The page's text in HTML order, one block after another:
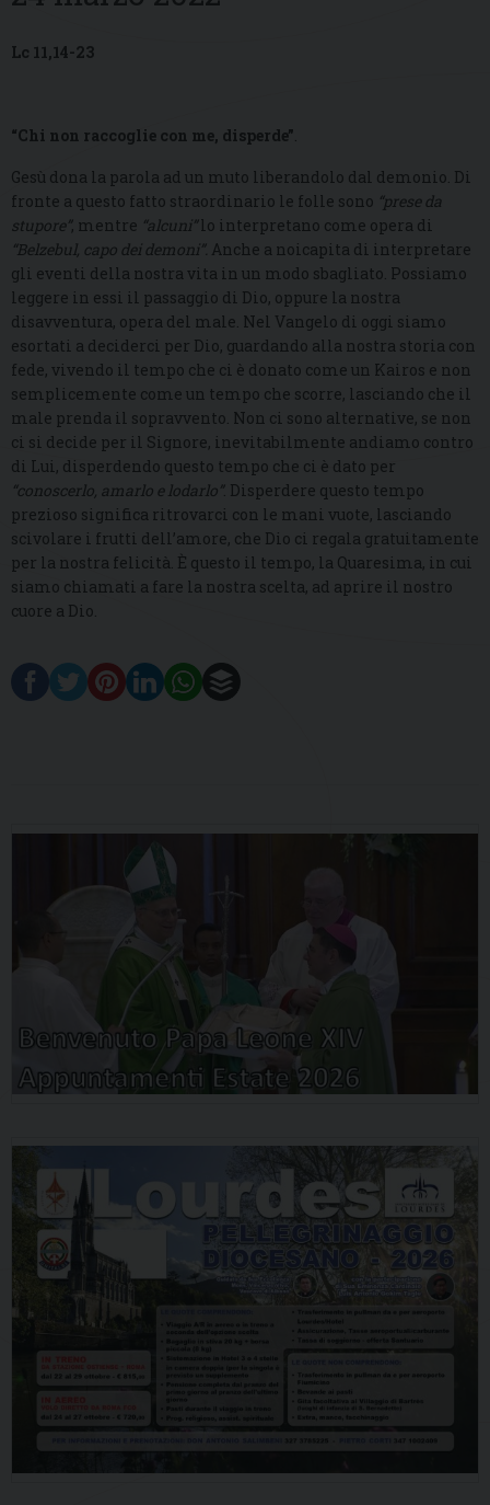
Lc 11,14-23
“Chi non raccoglie con me, disperde”.
Gesù dona la parola ad un muto liberandolo dal demonio. Di
fronte a questo fatto straordinario le folle sono “prese da
stupore”, mentre “alcuni”lo interpretano come opera di
“Belzebul, capo dei demoni”. Anche a noicapita di interpretare
gli eventi della nostra vita in un modo sbagliato. Possiamo
leggere in essi il passaggio di Dio, oppure la nostra
disavventura, opera del male. Nel Vangelo di oggi siamo
esortati a deciderci per Dio, guardando alla nostra storia con
fede, vivendo il tempo che ci è donato come un Kairos e non
semplicemente come un tempo che scorre, lasciando che il
male prenda il sopravvento. Non ci sono alternative, se non
ci si decide per il Signore, inevitabilmente andiamo contro
di Lui, disperdendo questo tempo che ci è dato per
“conoscerlo, amarlo e lodarlo”. Disperdere questo tempo
prezioso significa ritrovarci con le mani vuote, lasciando
scivolare i frutti dell’amore, che Dio ci regala gratuitamente
per la nostra felicità. È questo il tempo, la Quaresima, in cui
siamo chiamati a fare la nostra scelta, ad aprire il nostro
cuore a Dio.